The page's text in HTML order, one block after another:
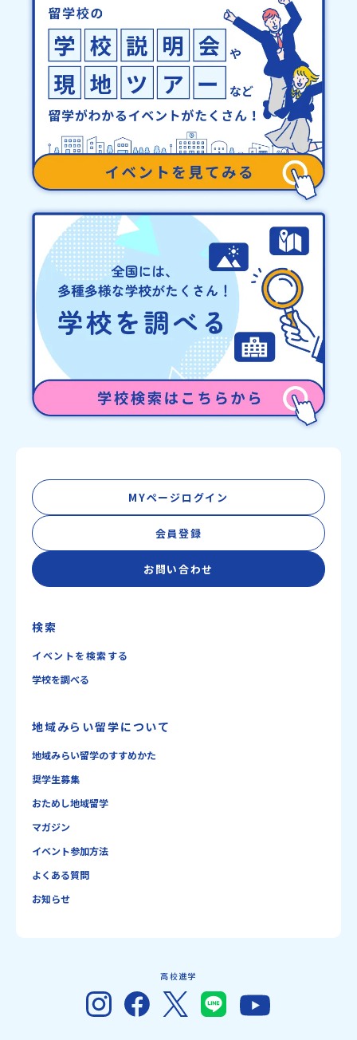
MYページログイン
会員登録
お問い合わせ
検索
イベントを検索する
学校を調べる
地域みらい留学について
地域みらい留学のすすめかた
奨学生募集
おためし地域留学
マガジン
イベント参加方法
よくある質問
お知らせ
高校進学